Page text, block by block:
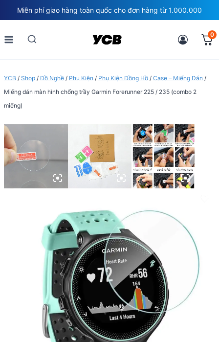
to
content
Miễn phí giao hàng toàn quốc cho đơn hàng từ 1.000.000
0
YCB / Shop /Đồ Nghề / Phụ Kiện / Phụ Kiện Đồng Hồ / Case – Miếng Dán /
Miếng dán màn hình chống trầy Garmin Forerunner 225 / 235 (combo 2
miếng)